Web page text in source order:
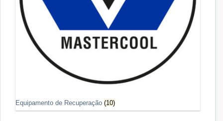
Equipamento de Recuperação (10)